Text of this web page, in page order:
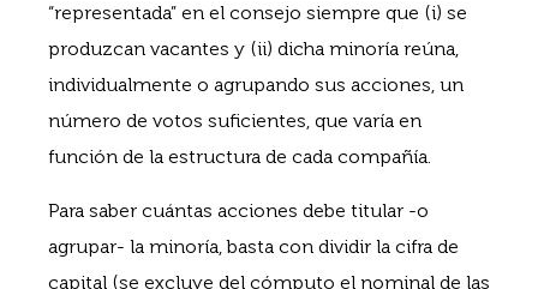
“representada” en el consejo siempre que (i) se
produzcan vacantes y (ii) dicha minoría reúna,
individualmente o agrupando sus acciones, un
número de votos suficientes, que varía en
función de la estructura de cada compañía.
Para saber cuántas acciones debe titular -o
agrupar- la minoría, basta con dividir la cifra de
capital (se excluye del cómputo el nominal de las